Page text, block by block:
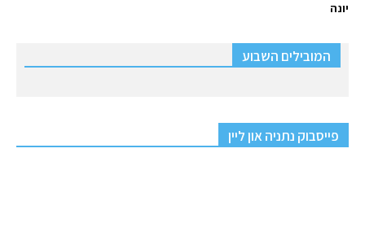
יונה
המובילים השבוע
פייסבוק נתניה און ליין